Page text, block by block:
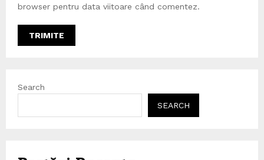
browser pentru data viitoare când comentez.
Search
SEARCH